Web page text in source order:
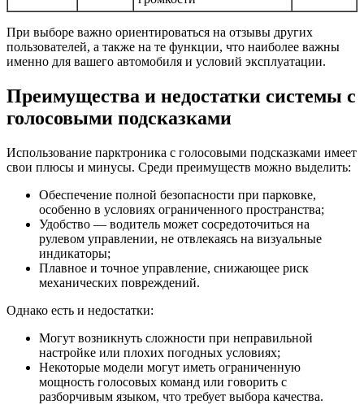
При выборе важно ориентироваться на отзывы других
пользователей, а также на те функции, что наиболее важны
именно для вашего автомобиля и условий эксплуатации.
Преимущества и недостатки системы с
голосовыми подсказками
Использование парктроника с голосовыми подсказками имеет
свои плюсы и минусы. Среди преимуществ можно выделить:
Обеспечение полной безопасности при парковке,
особенно в условиях ограниченного пространства;
Удобство — водитель может сосредоточиться на
рулевом управлении, не отвлекаясь на визуальные
индикаторы;
Плавное и точное управление, снижающее риск
механических повреждений.
Однако есть и недостатки:
Могут возникнуть сложности при неправильной
настройке или плохих погодных условиях;
Некоторые модели могут иметь ограниченную
мощность голосовых команд или говорить с
разборчивым языком, что требует выбора качества.